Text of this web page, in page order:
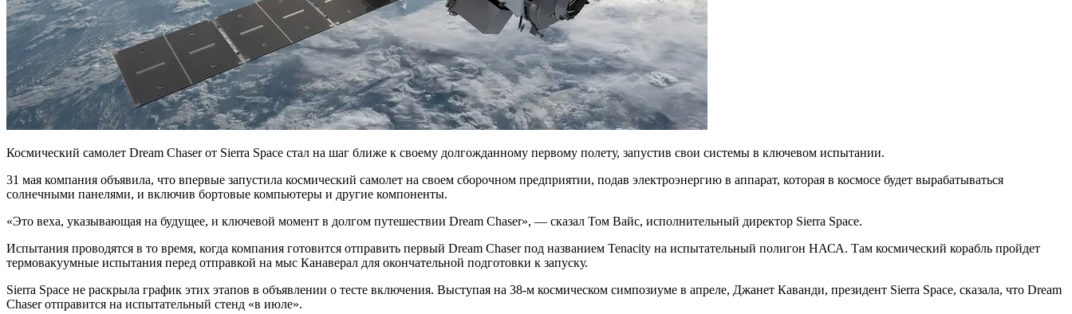
Космический самолет Dream Chaser от Sierra Space стал на шаг ближе к своему долгожданному первому полету, запустив свои системы в ключевом испытании.
31 мая компания объявила, что впервые запустила космический самолет на своем сборочном предприятии, подав электроэнергию в аппарат, которая в космосе будет вырабатываться
солнечными панелями, и включив бортовые компьютеры и другие компоненты.
«Это веха, указывающая на будущее, и ключевой момент в долгом путешествии Dream Chaser», — сказал Том Вайс, исполнительный директор Sierra Space.
Испытания проводятся в то время, когда компания готовится отправить первый Dream Chaser под названием Tenacity на испытательный полигон НАСА. Там космический корабль пройдет
термовакуумные испытания перед отправкой на мыс Канаверал для окончательной подготовки к запуску.
Sierra Space не раскрыла график этих этапов в объявлении о тесте включения. Выступая на 38-м космическом симпозиуме в апреле, Джанет Каванди, президент Sierra Space, сказала, что Dream
Chaser отправится на испытательный стенд «в июле».